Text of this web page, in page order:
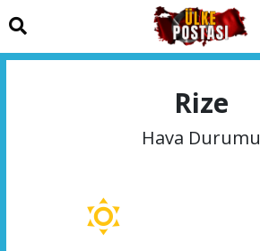
Rize
Hava Durumu